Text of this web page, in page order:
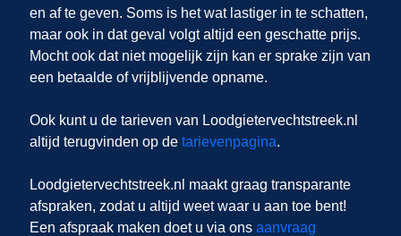
en af te geven. Soms is het wat lastiger in te schatten,
maar ook in dat geval volgt altijd een geschatte prijs.
Mocht ook dat niet mogelijk zijn kan er sprake zijn van
een betaalde of vrijblijvende opname.
Ook kunt u de tarieven van Loodgietervechtstreek.nl
altijd terugvinden op de tarievenpagina.
Loodgietervechtstreek.nl maakt graag transparante
afspraken, zodat u altijd weet waar u aan toe bent!
Een afspraak maken doet u via ons aanvraag